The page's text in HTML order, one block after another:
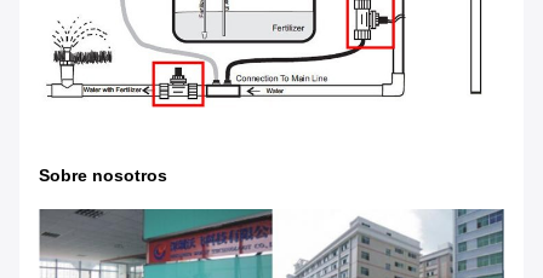
Sobre nosotros